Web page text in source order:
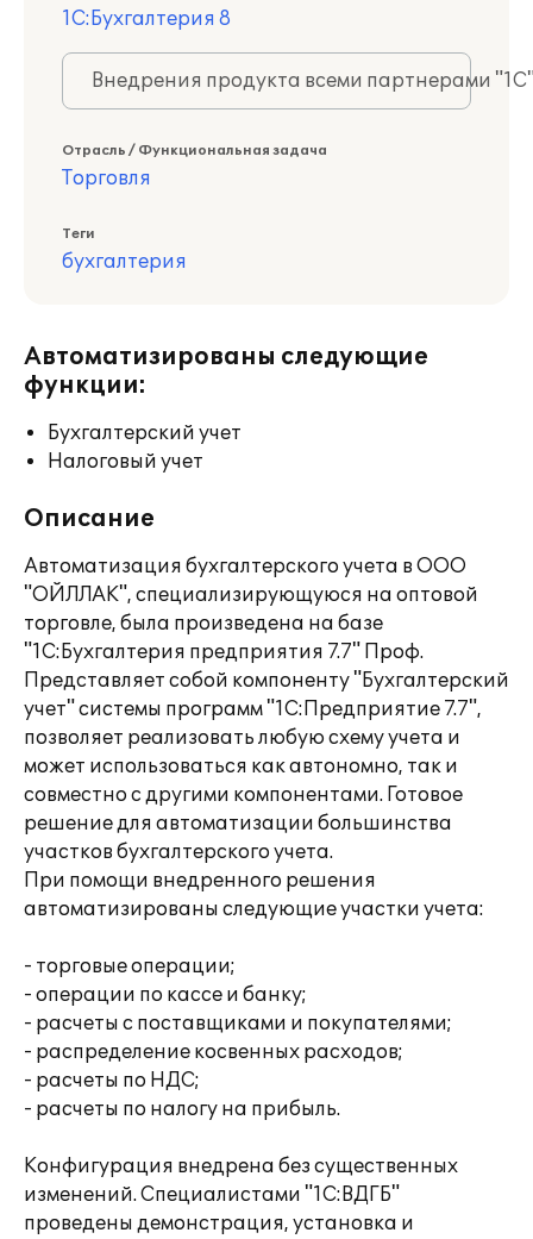
1С:Бухгалтерия 8
Внедрения продукта всеми партнерами
Отрасль / Функциональная задача
Торговля
Теги
бухгалтерия
Автоматизированы следующие
функции:
Бухгалтерский учет
Налоговый учет
Описание
Автоматизация бухгалтерского учета в ООО
"ОЙЛЛАК", специализирующуюся на оптовой
торговле, была произведена на базе
"1С:Бухгалтерия предприятия 7.7" Проф.
Представляет собой компоненту "Бухгалтерский
учет" системы программ "1С:Предприятие 7.7",
позволяет реализовать любую схему учета и
может использоваться как автономно, так и
совместно с другими компонентами. Готовое
решение для автоматизации большинства
участков бухгалтерского учета.
При помощи внедренного решения
автоматизированы следующие участки учета:
- торговые операции;
- операции по кассе и банку;
- расчеты с поставщиками и покупателями;
- распределение косвенных расходов;
- расчеты по НДС;
- расчеты по налогу на прибыль.
Конфигурация внедрена без существенных
изменений. Специалистами "1С:ВДГБ"
проведены демонстрация, установка и